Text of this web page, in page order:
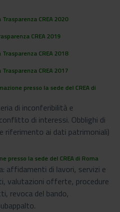
CREA 2020
CREA 2019
CREA 2018
CREA 2017
presso la sede del CREA di
di inconferibilità e
di interessi. Obblighi di
riferimento ai dati patrimoniali)
presso la sede del CREA di Roma
affidamenti di lavori, servizi e
valutazioni offerte, procedure
revoca del bando,